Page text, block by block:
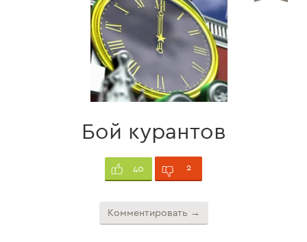
Бой курантов
40 2
Комментировать →